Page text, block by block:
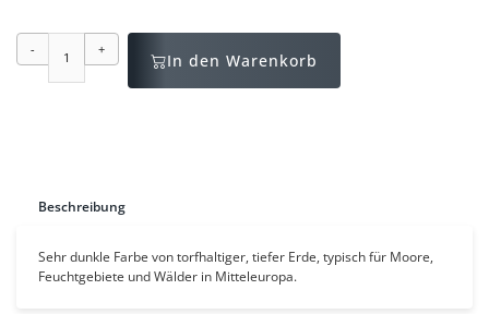
- +
In den Warenkorb
Beschreibung
Sehr dunkle Farbe von torfhaltiger, tiefer Erde, typisch für Moore,
Feuchtgebiete und Wälder in Mitteleuropa.